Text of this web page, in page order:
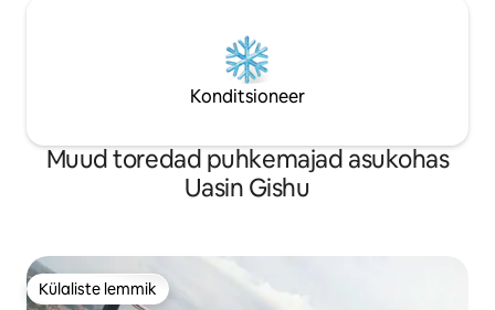
Konditsioneer
Muud toredad puhkemajad asukohas
Uasin Gishu
Külaliste lemmik
Külaliste lemmik